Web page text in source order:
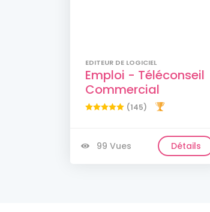
EDITEUR DE LOGICIEL
Emploi - Téléconseil
Commercial
(145)
99 Vues Détails